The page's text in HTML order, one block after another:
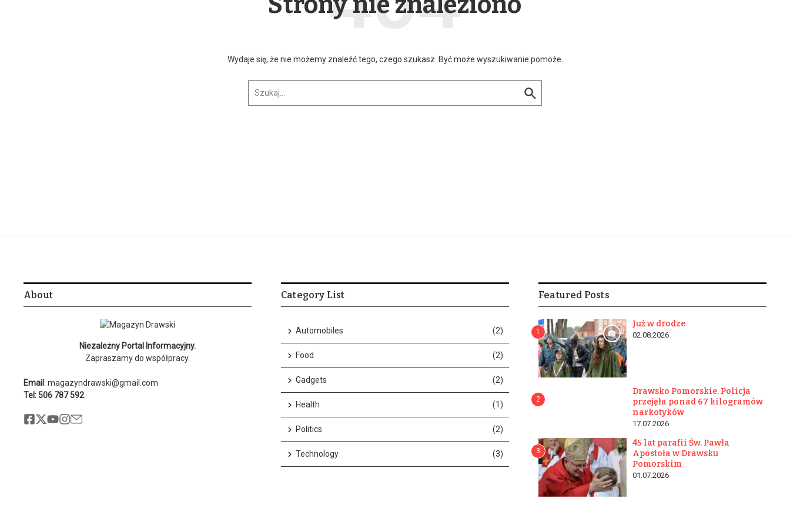
Wydaje się, że nie możemy znaleźć tego, czego szukasz. Być może wyszukiwanie pomoże.
About
Niezależny Portal Informacyjny.
Zapraszamy do współpracy.
Email : magazyndrawski@gmail.com
Tel: 506 787 592
Category List
Automobiles (2)
Food (2)
Gadgets (2)
Health (1)
Politics (2)
Technology (3)
Featured Posts
1
Już w drodze
02.08.2026
2
Drawsko Pomorskie. Policja
przejęła ponad 67 kilogramów
narkotyków
17.07.2026
3
45 lat parafii Św. Pawła
Apostoła w Drawsku
Pomorskim
01.07.2026